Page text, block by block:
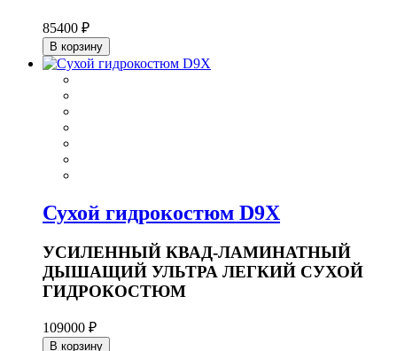
85400 ₽
В корзину
Сухой гидрокостюм D9X
УСИЛЕННЫЙ КВАД-ЛАМИНАТНЫЙ
ДЫШАЩИЙ УЛЬТРА ЛЕГКИЙ СУХОЙ
ГИДРОКОСТЮМ
109000 ₽
В корзину